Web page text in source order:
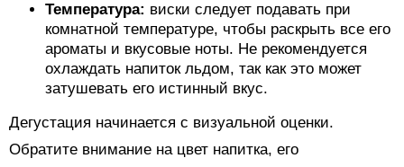
Температура: виски следует подавать при
комнатной температуре, чтобы раскрыть все его
ароматы и вкусовые ноты. Не рекомендуется
охлаждать напиток льдом, так как это может
затушевать его истинный вкус.
Дегустация начинается с визуальной оценки.
Обратите внимание на цвет напитка, его